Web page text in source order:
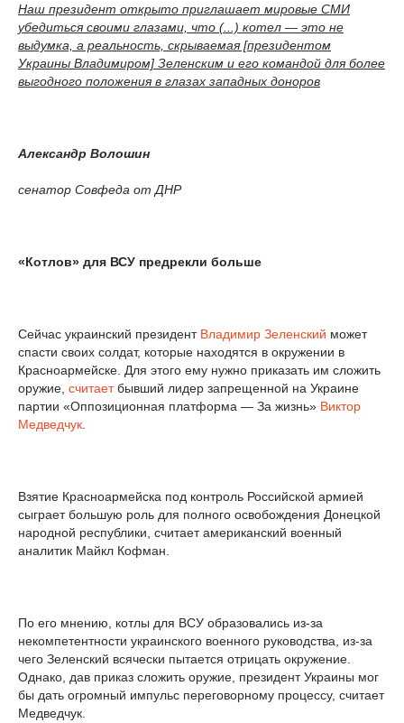
Наш президент открыто приглашает мировые СМИ
убедиться своими глазами, что (...) котел — это не
выдумка, а реальность, скрываемая [президентом
Украины Владимиром] Зеленским и его командой для более
выгодного положения в глазах западных доноров
Александр Волошин
сенатор Совфеда от ДНР
«Котлов» для ВСУ предрекли больше
Сейчас украинский президент Владимир Зеленский может
спасти своих солдат, которые находятся в окружении в
Красноармейске. Для этого ему нужно приказать им сложить
оружие, считаетбывший лидер запрещенной на Украине
партии «Оппозиционная платформа — За жизнь» Виктор
Медведчук
Взятие Красноармейска под контроль Российской армией
сыграет большую роль для полного освобождения Донецкой
народной республики, считает американский военный
аналитик Майкл Кофман.
По его мнению, котлы для ВСУ образовались из-за
некомпетентности украинского военного руководства, из-за
чего Зеленский всячески пытается отрицать окружение.
Однако, дав приказ сложить оружие, президент Украины мог
бы дать огромный импульс переговорному процессу, считает
Медведчук.